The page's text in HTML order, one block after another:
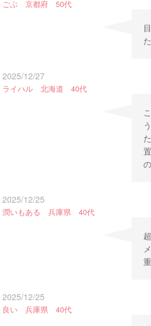
ごぶ 京都府 50代
2025/12/27
ライハル 北海道 40代
2025/12/25
潤いもある 兵庫県 40代
2025/12/25
良い 兵庫県 40代